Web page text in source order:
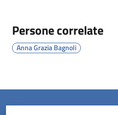
Tutti
gli
Seguici
Persone correlate
Anna Grazia Bagnoli